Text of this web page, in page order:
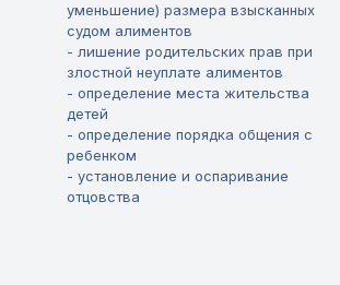
уменьшение) размера взысканных
судом алиментов
- лишение родительских прав при
злостной неуплате алиментов
- определение места жительства
детей
- определение порядка общения с
ребенком
- установление и оспаривание
отцовства